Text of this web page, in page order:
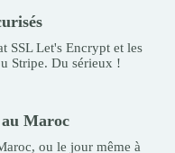
SSL Let's Encrypt et les
Stripe. Du sérieux !
Maroc
ou le jour même à